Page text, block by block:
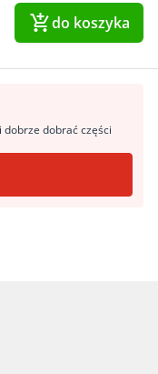
do koszyka
dobrze dobrać części